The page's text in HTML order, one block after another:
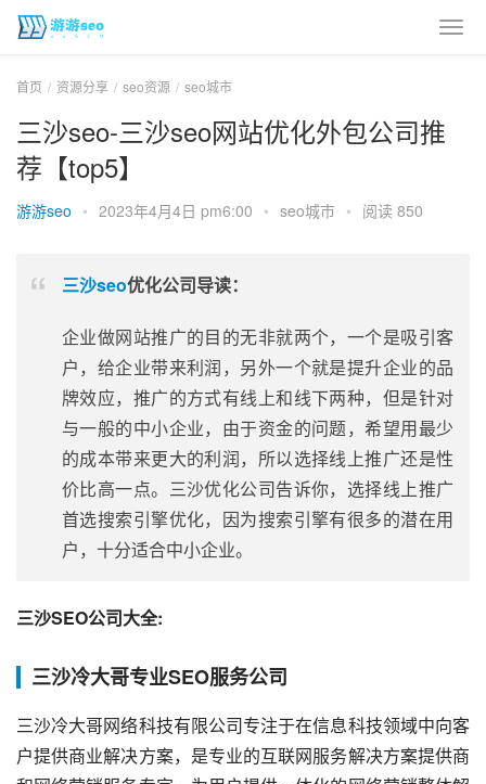
首页 资源分享 seo资源 seo城市
三沙seo-三沙seo网站优化外包公司推
荐【top5】
游游seo • 2023年4月4日 pm6:00 • seo城市 • 阅读 850
三沙seo优化公司导读：
企业做网站推广的目的无非就两个，一个是吸引客
户，给企业带来利润，另外一个就是提升企业的品
牌效应，推广的方式有线上和线下两种，但是针对
与一般的中小企业，由于资金的问题，希望用最少
的成本带来更大的利润，所以选择线上推广还是性
价比高一点。三沙优化公司告诉你，选择线上推广
首选搜索引擎优化，因为搜索引擎有很多的潜在用
户，十分适合中小企业。
三沙SEO公司大全:
三沙冷大哥专业SEO服务公司
三沙冷大哥网络科技有限公司专注于在信息科技领域中向客
户提供商业解决方案，是专业的互联网服务解决方案提供商